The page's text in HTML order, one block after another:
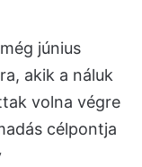
június
akik a náluk
volna végre
célpontja